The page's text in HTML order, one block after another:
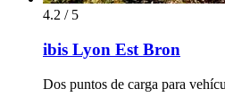
4.2 / 5
ibis Lyon Est Bron
Dos puntos de carga para